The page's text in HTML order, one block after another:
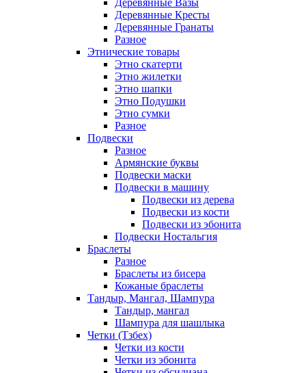
Деревянные Вазы
Деревянные Кресты
Деревянные Гранаты
Разное
Этнические товары
Этно скатерти
Этно жилетки
Этно шапки
Этно Подушки
Этно сумки
Разное
Подвески
Разное
Армянские буквы
Подвески маски
Подвески в машину
Подвески из дерева
Подвески из кости
Подвески из эбонита
Подвески Ностальгия
Браслеты
Разное
Браслеты из бисера
Кожаные браслеты
Тандыр, Мангал, Шампура
Тандыр, мангал
Шампура для шашлыка
Четки (Тзбех)
Четки из кости
Четки из эбонита